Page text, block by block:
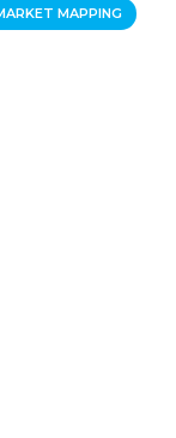
MAPPING